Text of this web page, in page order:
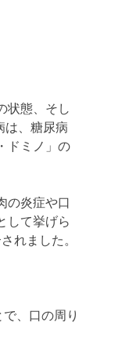
状態、そし
は、糖尿病
ドミノ」の
の炎症や口
して挙げら
れました。
、口の周り